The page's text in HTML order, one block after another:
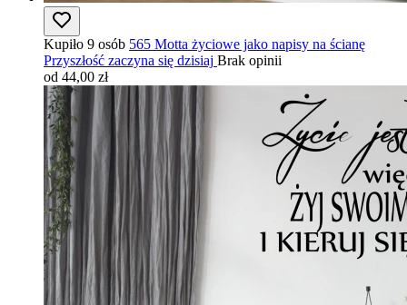
Kupiło 9 osób 565 Motta życiowe jako napisy na ścianę
Przyszłość zaczyna się dzisiaj Brak opinii
od 44,00 zł